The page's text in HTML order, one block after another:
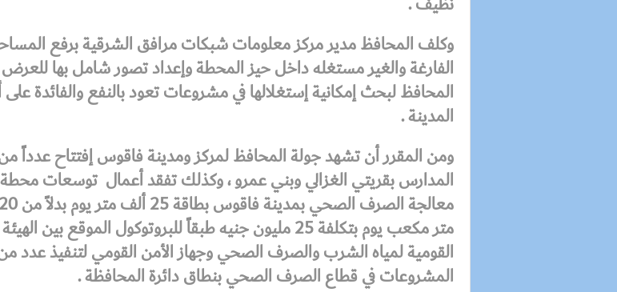
وكلف المحافظمدير مركز معلومات شبكات مرافق الشرقيةبرفع
الفارغة والغير مستغله داخل حيز المحطة وإعداد تصور شامل بها
المحافظ لبحث إمكانية إستغلالها في مشروعات تعود بالنفع والفائدة على
المدينة .
ومن المقرر أنتشهد جولة المحافظ لمركز ومدينة فاقوسإفتتاح عدداً
المدارس بقريتي الغزالي وبني عمرو ، وكذلك تفقد أعمال توسعات محطة
متر مكعب يوم بتكلفة 25 مليون جنيه طبقاً للبروتوكول الموقع بين الهيئة
القومية لمياه الشرب والصرف الصحي وجهاز الأمن القومي لتنفيذ عدد
المشروعات في قطاع الصرف الصحي بنطاق دائرة المحافظة .